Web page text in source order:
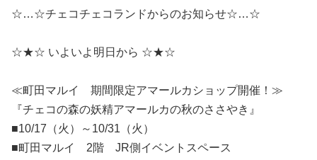
☆…☆チェコチェコランドからのお知らせ☆…☆
☆★☆ いよいよ明日から ☆★☆
≪町田マルイ 期間限定アマールカショップ開催！≫
『チェコの森の妖精アマールカの秋のささやき』
■10/17（火）～10/31（火）
■町田マルイ 2階 JR側イベントスペース